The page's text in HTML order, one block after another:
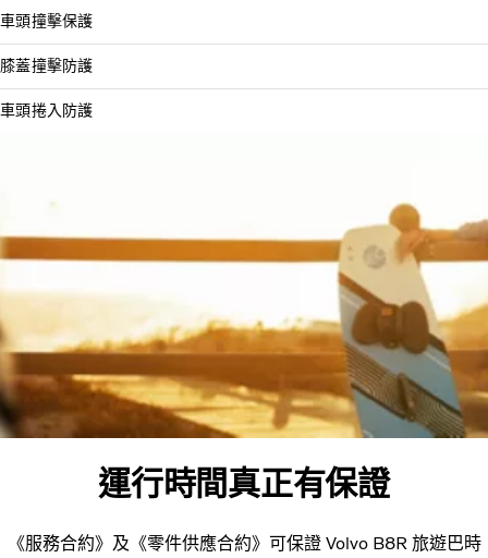
車頭撞擊保護
膝蓋撞擊防護
車頭捲入防護
運行時間真正有保證
《服務合約》及《零件供應合約》可保證 Volvo B8R 旅遊巴時